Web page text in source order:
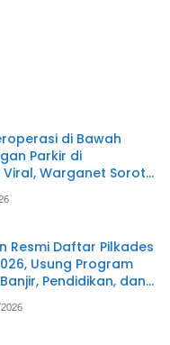
di Bawah
Parkir di
Warganet Soroti
DI
Resmi Daftar Pilkades
Usung Program
Pendidikan, dan
Guru Ngaji